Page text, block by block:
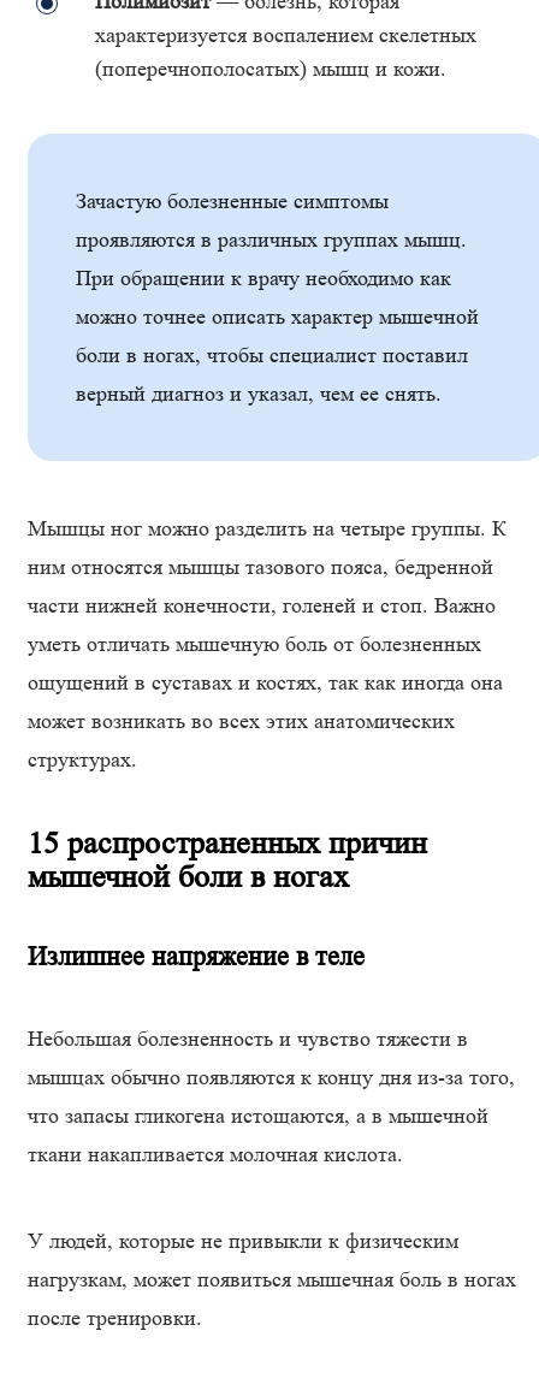
характеризуется воспалением скелетных
(поперечнополосатых) мышц и кожи.
Зачастую болезненные симптомы
проявляются в различных группах мышц.
При обращении к врачу необходимо как
можно точнее описать характер мышечной
боли в ногах, чтобы специалист поставил
верный диагноз и указал, чем ее снять.
Мышцы ног можно разделить на четыре группы. К
ним относятся мышцы тазового пояса, бедренной
части нижней конечности, голеней и стоп. Важно
уметь отличать мышечную боль от болезненных
ощущений в суставах и костях, так как иногда она
может возникать во всех этих анатомических
структурах.
15 распространенных причин
мышечной боли в ногах
Излишнее напряжение в теле
Небольшая болезненность и чувство тяжести в
мышцах обычно появляются к концу дня из-за того,
что запасы гликогена истощаются, а в мышечной
ткани накапливается молочная кислота.
У людей, которые не привыкли к физическим
нагрузкам, может появиться мышечная боль в ногах
после тренировки.